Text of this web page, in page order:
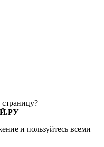
и пользуйтесь всеми